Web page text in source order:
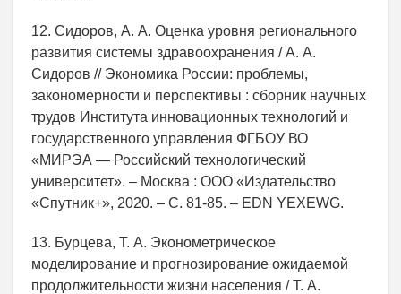
12. Сидоров, А. А. Оценка уровня регионального
развития системы здравоохранения / А. А.
Сидоров // Экономика России: проблемы,
закономерности и перспективы : сборник научных
трудов Института инновационных технологий и
государственного управления ФГБОУ ВО
«МИРЭА — Российский технологический
университет». – Москва : ООО «Издательство
«Спутник+», 2020. – С. 81-85. – EDN YEXEWG.
13. Бурцева, Т. А. Эконометрическое
моделирование и прогнозирование ожидаемой
продолжительности жизни населения / Т. А.